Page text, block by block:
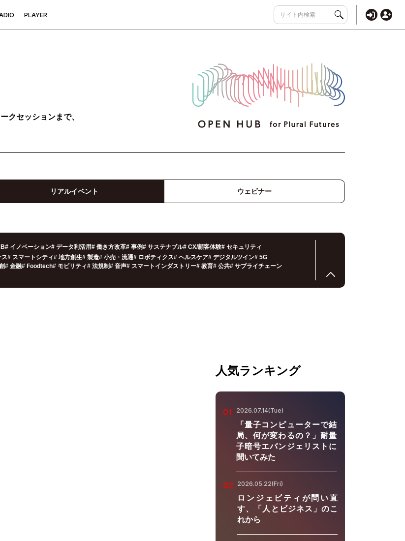
DIO PLAYER
クセッションまで、
リアルイベント ウェビナー
# イノベーション# データ利活用# 働き方改革# 事例# サステナブル# CX/顧客体験# セキュリティ
ス# スマートシティ# 地方創生# 製造# 小売・流通# ロボティクス# ヘルスケア# デジタルツイン# 5G
# 金融# Foodtech# モビリティ# 法規制# 音声# スマートインダストリー# 教育# 公共# サプライチェーン
人気ランキング
01 2026.07.14(Tue)
「量子コンピューターで結
局、何が変わるの？」耐量
子暗号エバンジェリストに
聞いてみた
02 2026.05.22(Fri)
ロンジェビティが問い直
す、「人とビジネス」のこ
れから